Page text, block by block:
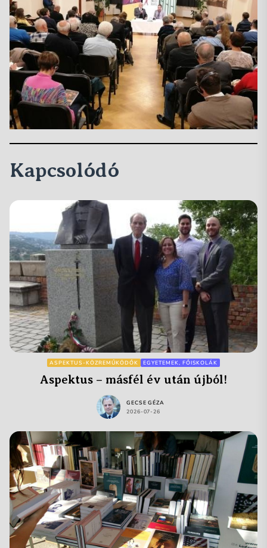
Kapcsolódó
ASPEKTUS-KÖZREMŰKÖDŐK EGYETEMEK, FŐISKOLÁK
Aspektus – másfél év után újból!
GECSE GÉZA
2026-07-26